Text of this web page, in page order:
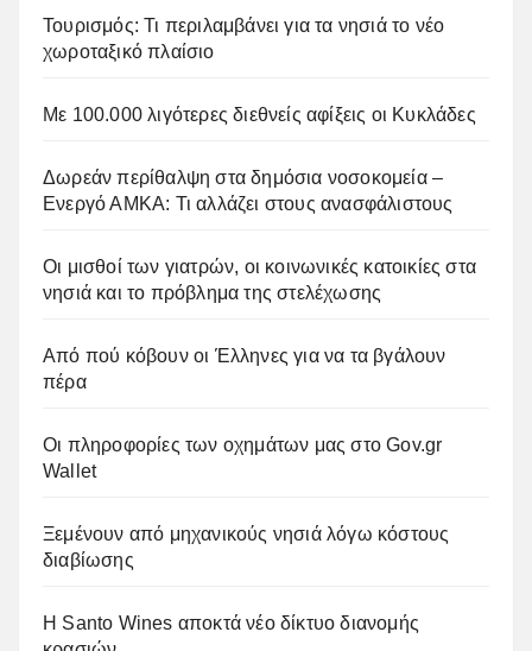
Τουρισμός: Τι περιλαμβάνει για τα νησιά το νέο
χωροταξικό πλαίσιο
Με 100.000 λιγότερες διεθνείς αφίξεις οι Κυκλάδες
Δωρεάν περίθαλψη στα δημόσια νοσοκομεία –
Ενεργό ΑΜΚΑ: Τι αλλάζει στους ανασφάλιστους
Οι μισθοί των γιατρών, οι κοινωνικές κατοικίες στα
νησιά και το πρόβλημα της στελέχωσης
Από πού κόβουν οι Έλληνες για να τα βγάλουν
πέρα
Οι πληροφορίες των οχημάτων μας στο Gov.gr
Wallet
Ξεμένουν από μηχανικούς νησιά λόγω κόστους
διαβίωσης
Η Santo Wines αποκτά νέο δίκτυο διανομής